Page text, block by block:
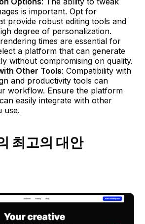
is important. Opt for
provide robust editing tools and
degree of personalization.
times are essential for
a platform that can generate
without compromising on quality.
Other Tools: Compatibility with
and productivity tools can
workflow. Ensure the platform
easily integrate with other
use.
최고의 대안